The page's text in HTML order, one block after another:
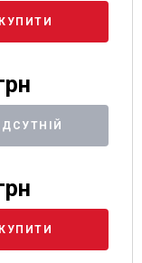
КУПИТИ
КУПИТИ